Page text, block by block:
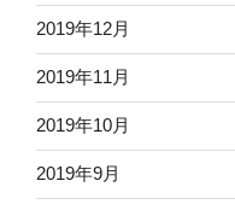
2019年12月
2019年11月
2019年10月
2019年9月